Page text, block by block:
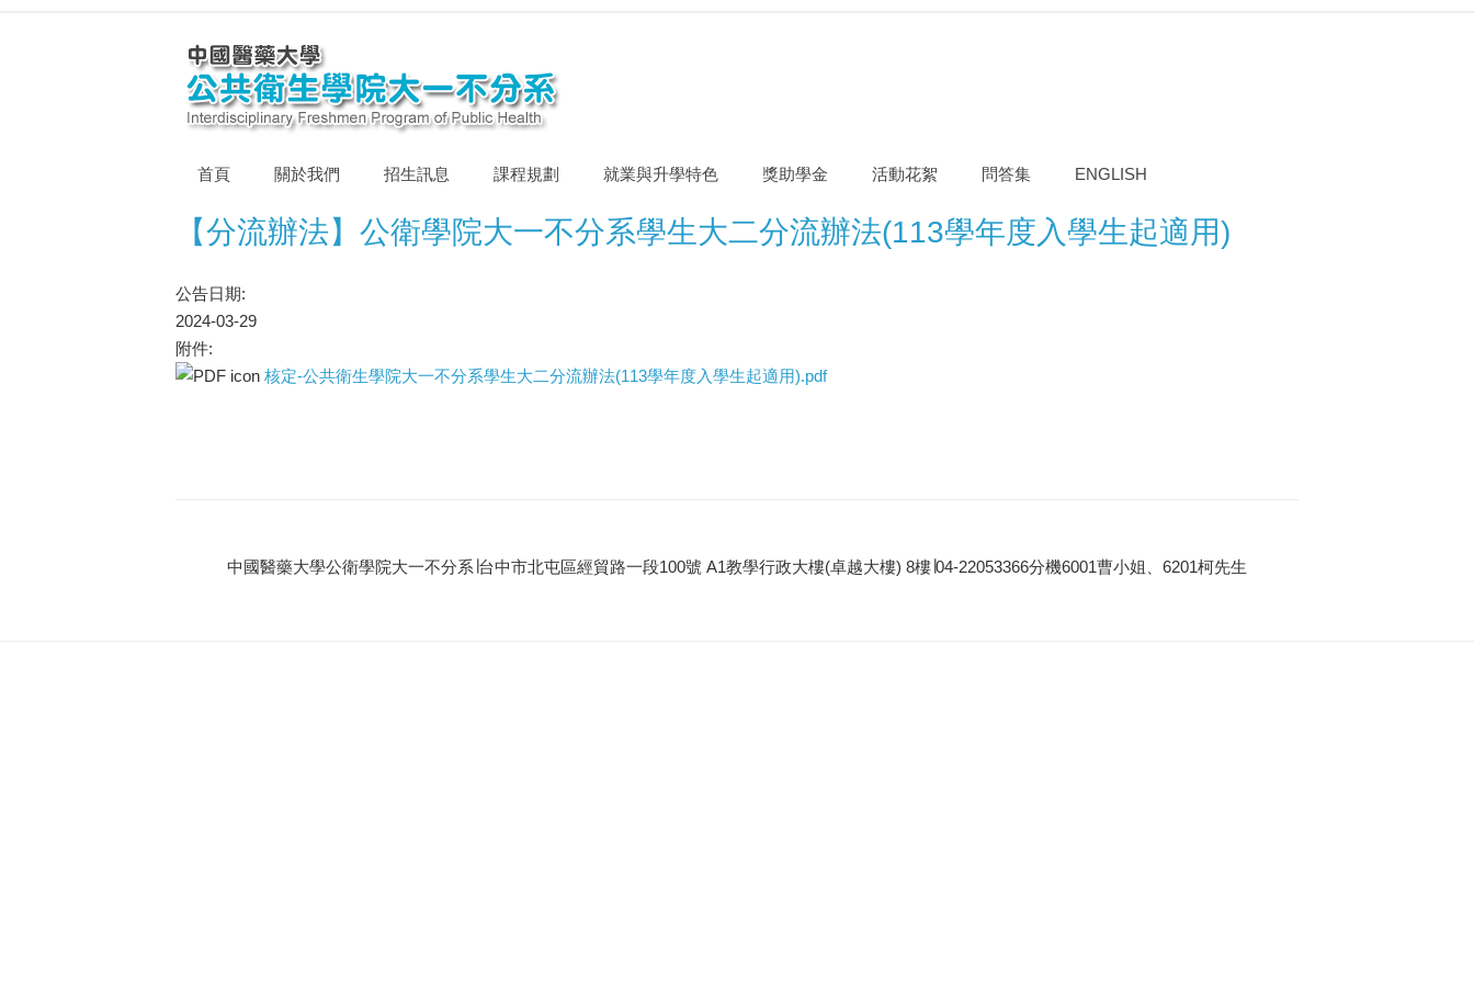
首頁 關於我們 招生訊息 課程規劃 就業與升學特色 獎助學金 活動花絮 問答集 ENGLISH
【分流辦法】公衛學院大一不分系學生大二分流辦法(113學年度入學生起適用)
公告日期:
2024-03-29
附件:
核定-公共衛生學院大一不分系學生大二分流辦法(113學年度入學生起適用).pdf
中國醫藥大學公衛學院大一不分系∣台中市北屯區經貿路一段100號 A1教學行政大樓(卓越大樓) 8樓∣04-22053366分機6001曹小姐、6201柯先生